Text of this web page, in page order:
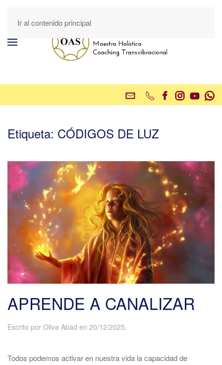
Ir al contenido principal
Etiqueta: CÓDIGOS DE LUZ
APRENDE A CANALIZAR
Escrito por Oliva Abad en 20/12/2025.
Todos podemos activar en nuestra vida la capacidad de